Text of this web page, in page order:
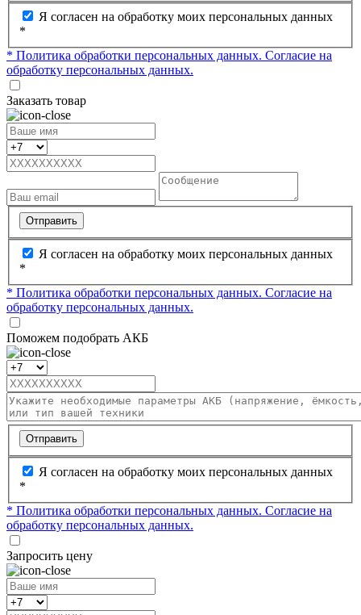
Я согласен на обработку моих персональных данных
*
* Политика обработки персональных данных. Согласие на
обработку персональных данных.
Заказать товар
Отправить
Я согласен на обработку моих персональных данных
*
* Политика обработки персональных данных. Согласие на
обработку персональных данных.
Поможем подобрать АКБ
Отправить
Я согласен на обработку моих персональных данных
*
* Политика обработки персональных данных. Согласие на
обработку персональных данных.
Запросить цену